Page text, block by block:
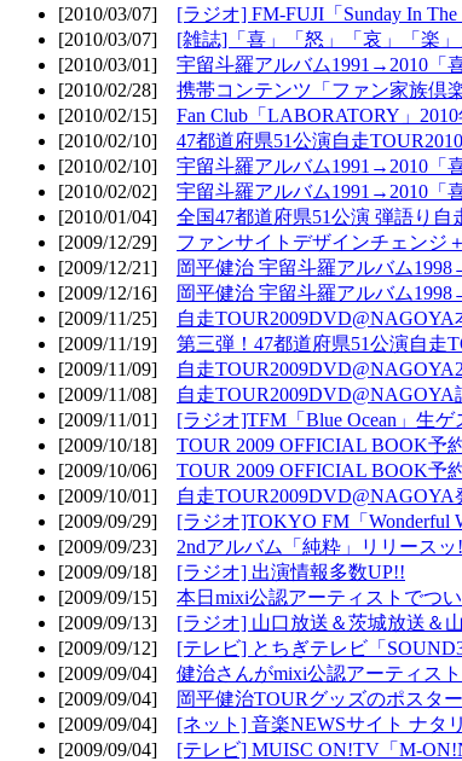
[2010/03/07] [ラジオ] FM-FUJI「Sunday In
[2010/03/07] [雑誌]「喜」「怒」「哀」「楽
[2010/03/01] 宇留斗羅アルバム1991→2010「
[2010/02/28] 携帯コンテンツ「ファン家族倶
[2010/02/15] Fan Club「LABORATORY」
[2010/02/10] 47都道府県51公演自走
[2010/02/10] 宇留斗羅アルバム1991→2010「
[2010/02/02] 宇留斗羅アルバム1991→2010「
[2010/01/04] 全国47都道府県51公演 弾語り
[2009/12/29] ファンサイトデザインチェンジ
[2009/12/21]
岡平健治 宇留斗羅アルバム
[2009/12/16]
岡平健治 宇留斗羅アルバム
[2009/11/25]
自走
[2009/11/19] 第三弾！47都道府県51公演自走
[2009/11/09]
自走
[2009/11/08]
自走TOUR2009DVD@NAGOYA
[2009/11/01] [ラジオ]TFM「Blue Ocean」生
[2009/10/18] TOUR 2009 OFFICIAL BOOK予
[2009/10/06] TOUR 2009 OFFICIAL BOOK予
[2009/10/01]
自走
[2009/09/29] [ラジオ]TOKYO FM「Wonderful
[2009/09/23] 2ndアルバム「純粋」リリースッ
[2009/09/18] [ラジオ] 出演情報多数UP!!
[2009/09/15] 本日mixi公認アーティストでつ
[2009/09/13] [ラジオ] 山口放送＆茨城放送＆
[2009/09/12] [テレビ] とちぎテレビ「
[2009/09/04] 健治さんがmixi公認アーティス
[2009/09/04]
岡平健治TOURグッズのポスタ
[2009/09/04] [ネット] 音楽NEWSサイト ナタ
[2009/09/04] [テレビ] MUISC ON!TV「M-